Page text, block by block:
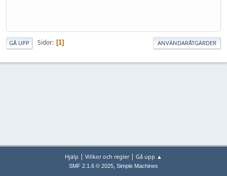
GÅ UPP Sidor 1 ANVÄNDARÅTGÄRDER
Hjälp | Villkor och regler| Gå upp ▲
SMF 2.1.6 © 2025, Simple Machines